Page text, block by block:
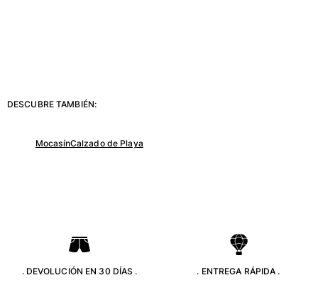
Trajes de baño Bordados
Ver todo Trajes de baño
Pantalones
Shorts
DESCUBRE TAMBIÉN:
MocasínCalzado de Playa
. DEVOLUCIÓN EN 30 DÍAS . . ENTREGA RÁPIDA .